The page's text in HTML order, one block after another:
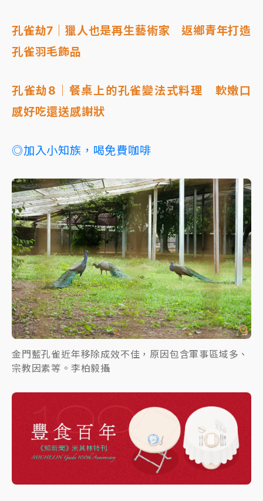
孔雀劫7｜獵人也是再生藝術家 返鄉青年打造
孔雀羽毛飾品
孔雀劫8｜餐桌上的孔雀變法式料理 軟嫩口
感好吃還送感謝狀
◎加入小知族，喝免費咖啡
金門藍孔雀近年移除成效不佳，原因包含軍事區域多、
宗教因素等。李柏毅攝